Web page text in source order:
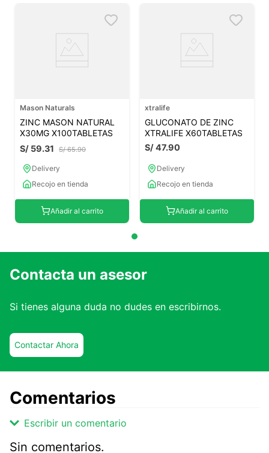
Mason Naturals
ZINC MASON NATURAL
X30MG X100TABLETAS
S/ 65.90
S/ 59.31
Delivery
Recojo en tienda
Añadir al carrito
xtralife
GLUCONATO DE ZINC
XTRALIFE X60TABLETAS
S/47.90
Delivery
Recojo en tienda
Añadir al carrito
Contacta un asesor
Si tienes alguna duda no dudes en escribirnos.
Contactar Ahora
Comentarios
Escribir un comentario
Sin comentarios.